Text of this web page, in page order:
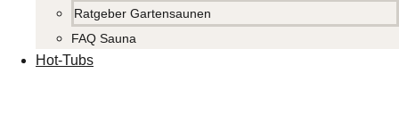
Ratgeber Gartensaunen
FAQ Sauna
Hot-Tubs